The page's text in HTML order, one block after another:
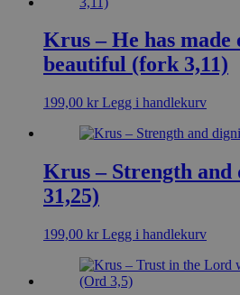
Krus – He has made
beautiful (fork 3,11)
199,00 kr Legg i handlekurv
Krus – Strength
31,25)
199,00 kr Legg i handlekurv